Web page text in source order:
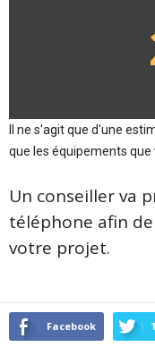
Il ne s'agit que d'une
que les équipements que
Un conseiller va
téléphone afin
votre projet.
Facebook